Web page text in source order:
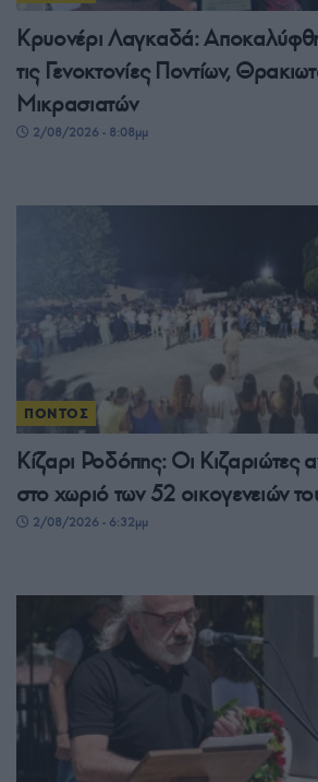
Κρυονέρι Λαγκαδά:
τις Γενοκτονίες Ποντίων,
Μικρασιατών
2/08/2026 - 8:08μμ
ΠΟΝΤΟΣ
Κίζαρι Ροδόπης: Οι Κιζαριώτες
στο χωριό των 52 οικογενειών
2/08/2026 - 6:32μμ